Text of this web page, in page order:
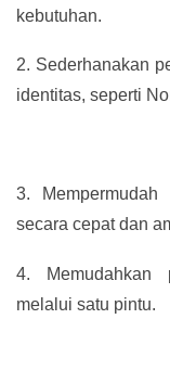
kebutuhan.
2. Sederhanakan
identitas, seperti
3.
secara cepat dan
4.
Memudahkan
melalui satu pintu.